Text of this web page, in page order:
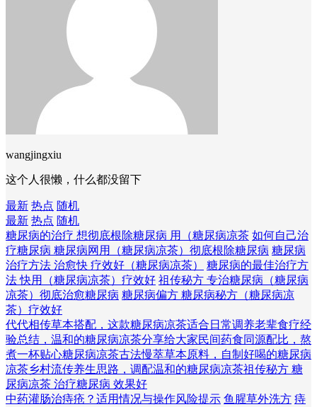
wangjingxiu
这个人很懒，什么都没留下
最新 热点 随机
最新 热点 随机
糖尿病的治疗 想彻底根除糖尿病 用（糖尿病凉茶 如何自己治
疗糖尿病 糖尿病网用（糖尿病凉茶）彻底根除糖尿病 糖尿病
治疗方法 治愈快 疗效好（糖尿病凉茶）
糖尿病的最佳治疗方
法 快用（糖尿病凉茶）疗效好 祖传秘方 专治糖尿病（糖尿病
凉茶）彻底治愈糖尿病 糖尿病偏方 糖尿病秘方（糖尿病凉
茶）疗效好
代代相传草本搭配，这款糖尿病凉茶适合日常调养老辈食疗经
验总结，温和的糖尿病凉茶分享给大家民间药食同源配比，熬
煮一杯贴心糖尿病凉茶古法慢萃草本原料，自制好喝的糖尿病
凉茶乡村流传养生思路，调配温和的糖尿病凉茶祖传秘方 糖
尿病凉茶 治疗糖尿病 效果好
中药灌肠治痔疮？适用情况与操作风险提示 鱼腥草外洗方 痔